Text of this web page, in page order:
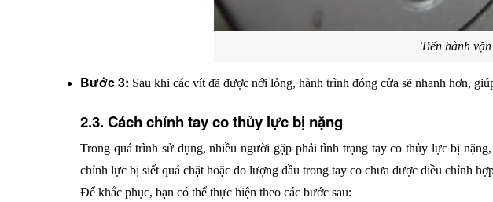
Tiến hành
Bước 3: Sau khi các vít đã được nới lỏng, hành trình đóng cửa sẽ nhanh hơn,
2.3. Cách chỉnh tay co thủy lực bị nặng
Trong quá trình sử dụng, nhiều người gặp phải tình trạng tay co thủy lực bị
chỉnh lực bị siết quá chặt hoặc do lượng dầu trong tay co chưa được điều chỉnh
Để khắc phục, bạn có thể thực hiện theo các bước sau: